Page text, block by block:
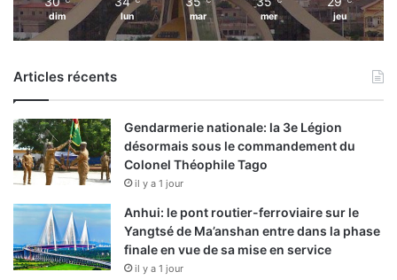
dim lun mar mer jeu
Articles récents
Gendarmerie nationale: la 3e Légion
désormais sous le commandement du
Colonel Théophile Tago
il y a 1 jour
Anhui: le pont routier-ferroviaire sur le
Yangtsé de Ma’anshan entre dans la phase
finale en vue de sa mise en service
il y a 1 jour